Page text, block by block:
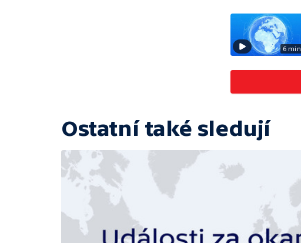
6 min
Ostatní také sledují